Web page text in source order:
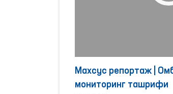
Махсус репортаж |
мониторинг ташрифи